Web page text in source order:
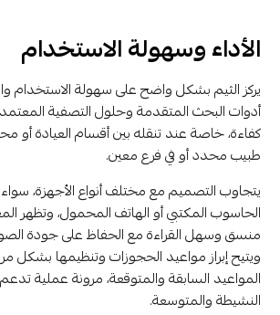
الأداء وسهولة الاستخدام
يركز الثيم بشكل واضح على سهولة الاستخدام
أدوات البحث المتقدمة وحلول التصفية المعتمدة
كفاءة، خاصة عند تنقله بين أقسام العيادة
طبيب محدد أو في فرع معين.
يتجاوب التصميم مع مختلف أنواع الأجهزة،
الحاسوب المكتبي أو الهاتف المحمول، وتظهر
منسق وسهل القراءة مع الحفاظ على جودة الصور
ويتيح إبراز مواعيد الحجوزات وتنظيمها بشكل
المواعيد السابقة والمتوقعة، مرونة عملية
النشيطة والمتوسعة.